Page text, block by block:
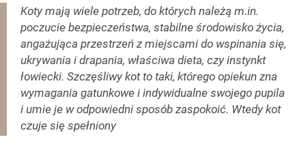
Koty mają wiele potrzeb, do których należą m.in.
poczucie bezpieczeństwa, stabilne środowisko życia,
angażująca przestrzeń z miejscami do wspinania się,
ukrywania i drapania, właściwa dieta, czy instynkt
łowiecki. Szczęśliwy kot to taki, którego opiekun zna
wymagania gatunkowe i indywidualne swojego pupila
i umie je w odpowiedni sposób zaspokoić. Wtedy kot
czuje się spełniony